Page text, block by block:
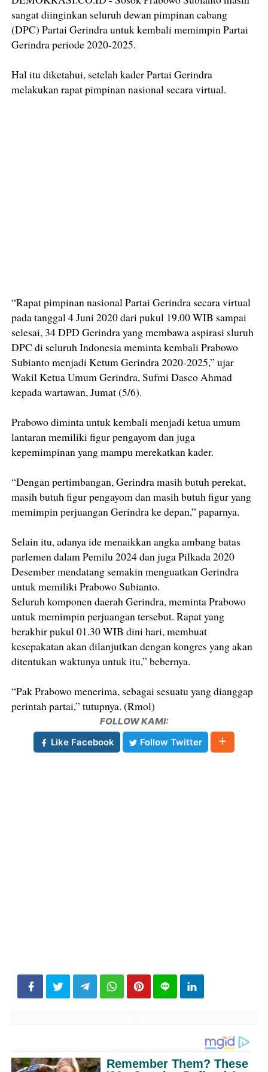
sangat diinginkan seluruh dewan pimpinan cabang
(DPC) Partai Gerindra untuk kembali memimpin Partai
Gerindra periode 2020-2025.
Hal itu diketahui, setelah kader Partai Gerindra
melakukan rapat pimpinan nasional secara virtual.
“Rapat pimpinan nasional Partai Gerindra secara virtual
pada tanggal 4 Juni 2020 dari pukul 19.00 WIB sampai
selesai, 34 DPD Gerindra yang membawa aspirasi sluruh
DPC di seluruh Indonesia meminta kembali Prabowo
Subianto menjadi Ketum Gerindra 2020-2025,” ujar
Wakil Ketua Umum Gerindra, Sufmi Dasco Ahmad
kepada wartawan, Jumat (5/6).
Prabowo diminta untuk kembali menjadi ketua umum
lantaran memiliki figur pengayom dan juga
kepemimpinan yang mampu merekatkan kader.
“Dengan pertimbangan, Gerindra masih butuh perekat,
masih butuh figur pengayom dan masih butuh figur yang
memimpin perjuangan Gerindra ke depan,” paparnya.
Selain itu, adanya ide menaikkan angka ambang batas
parlemen dalam Pemilu 2024 dan juga Pilkada 2020
Desember mendatang semakin menguatkan Gerindra
untuk memiliki Prabowo Subianto.
Seluruh komponen daerah Gerindra, meminta Prabowo
untuk memimpin perjuangan tersebut. Rapat yang
berakhir pukul 01.30 WIB dini hari, membuat
kesepakatan akan dilanjutkan dengan kongres yang akan
ditentukan waktunya untuk itu,” bebernya.
“Pak Prabowo menerima, sebagai sesuatu yang dianggap
perintah partai,” tutupnya. (Rmol)
FOLLOW KAMI:
Like Facebook
Follow Twitter